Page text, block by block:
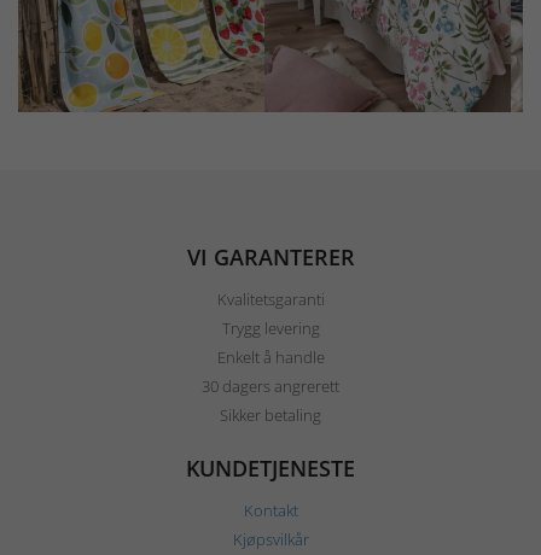
VI GARANTERER
Kvalitetsgaranti
Trygg levering
Enkelt å handle
30 dagers angrerett
Sikker betaling
KUNDETJENESTE
Kontakt
Kjøpsvilkår